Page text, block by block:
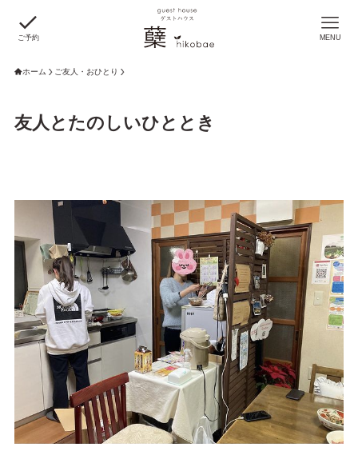
ご予約 MENU
ホーム ご友人・おひとり
友人とたのしいひととき